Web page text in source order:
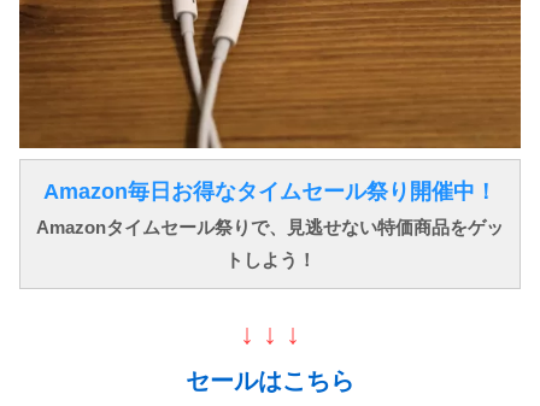
Amazon毎日お得なタイムセール祭り開催中！
Amazonタイムセール祭りで、見逃せない特価商品をゲッ
トしよう！
↓ ↓ ↓
セールはこちら